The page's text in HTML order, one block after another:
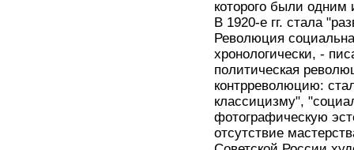
которого были одним
В 1920-е гг. стала
Революция
хронологически, -
политическая
контрреволюцию:
классицизму",
фотографическую
отсутствие